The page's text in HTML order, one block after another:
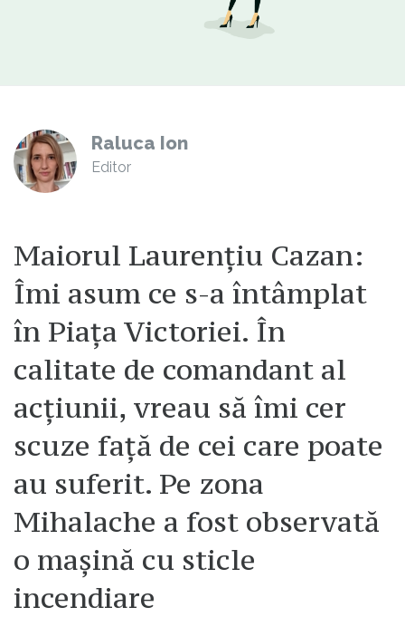
Raluca Ion
Editor
Maiorul Laurențiu Cazan:
Îmi asum ce s-a întâmplat
în Piața Victoriei. În
calitate de comandant al
acțiunii, vreau să îmi cer
scuze față de cei care poate
au suferit. Pe zona
Mihalache a fost observată
o mașină cu sticle
incendiare